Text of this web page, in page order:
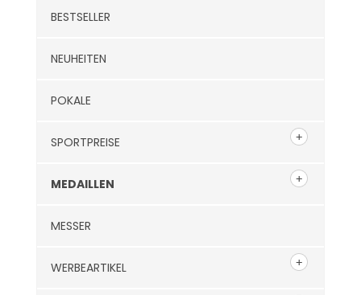
BESTSELLER
NEUHEITEN
POKALE
SPORTPREISE
MEDAILLEN
MESSER
WERBEARTIKEL